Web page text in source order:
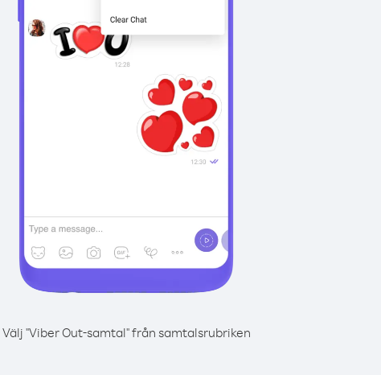
Välj "Viber Out-samtal" från samtalsrubriken